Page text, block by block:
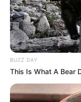
BUZZ DAY
This Is What A Bear